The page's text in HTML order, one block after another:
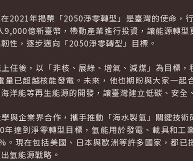
2021年揭櫫「2050淨零轉型」是臺灣的使命，
9,000億新臺幣，帶動產業進行投資，讓能源轉
性，逐步邁向「2050淨零轉型」目標。
任後，以「非核、展綠、增氣、減煤」為目標
量已超越核能發電。未來，他也期盼與大家一
洋能等再生能源的開發，讓臺灣建立低碳、安全
與企業界合作，攜手推動「海水製氫」關鍵技
年達到淨零轉型目標，氫能用於發電、載具和工
。現在包括美國、日本與歐洲等許多國家，都
氫能源戰略。